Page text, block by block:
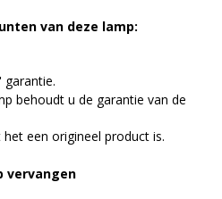
van deze lamp:
garantie.
behoudt u de garantie van de
een origineel product is.
vervangen